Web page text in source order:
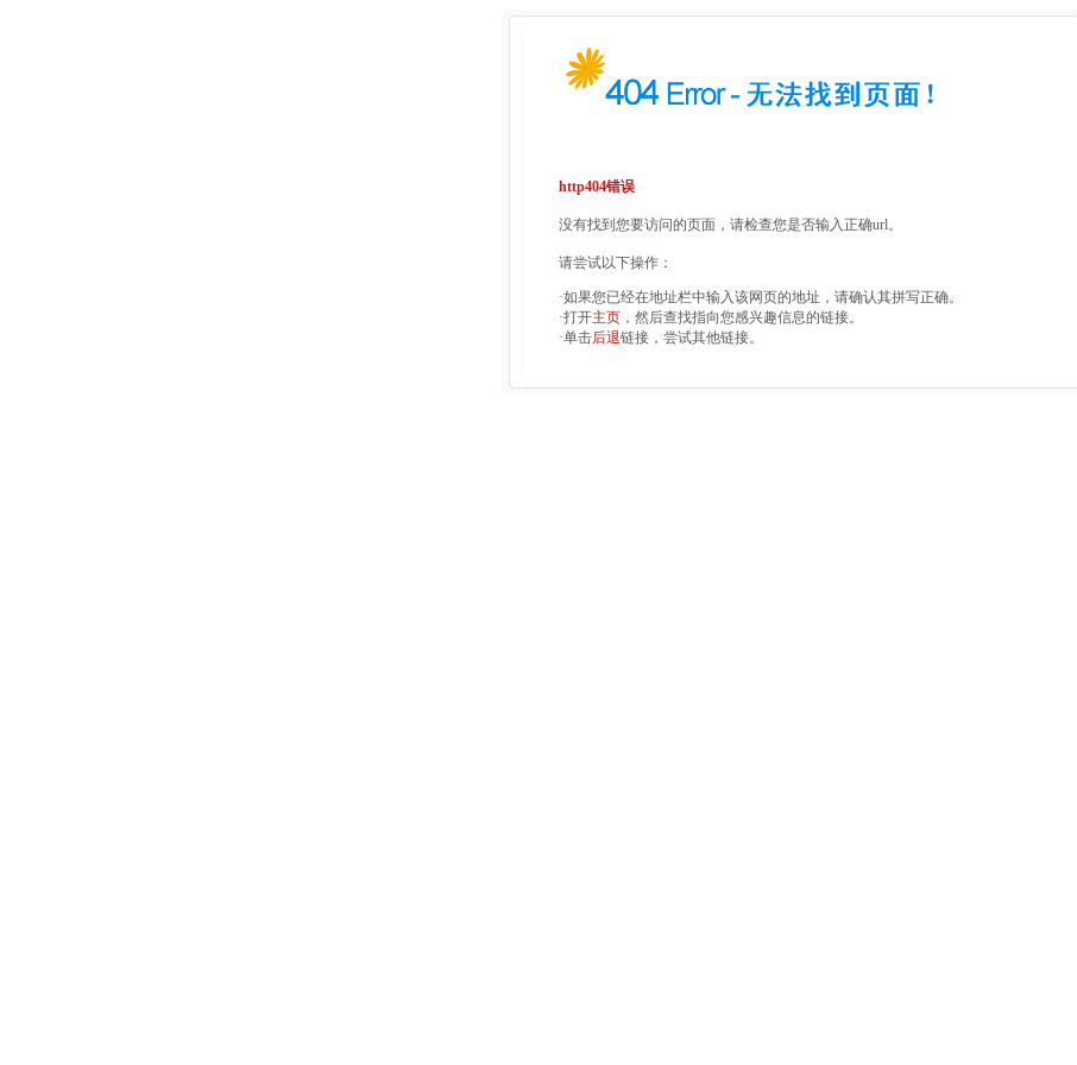
http404错误
没有找到您要访问的页面，请检查您是否输入正确url。
请尝试以下操作：
·如果您已经在地址栏中输入该网页的地址，请确认其拼写正确。
·打开主页 ，然后查找指向您感兴趣信息的链接。
·单击后退链接，尝试其他链接。